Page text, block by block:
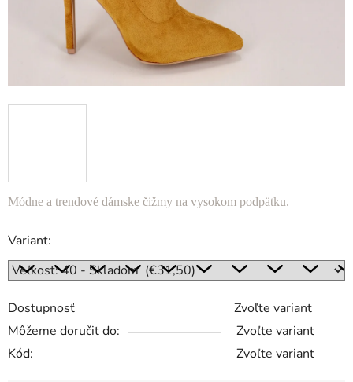
Módne a trendové dámske čižmy na vysokom podpätku.
Variant:
Dostupnosť
Zvoľte variant
Môžeme doručiť do:
Zvoľte variant
Kód:
Zvoľte variant